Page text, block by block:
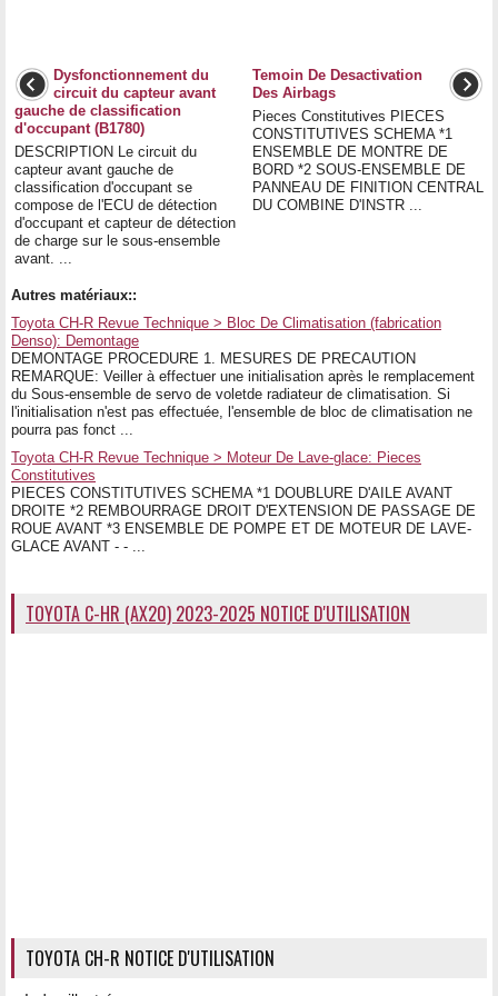
Dysfonctionnement du
circuit du capteur avant
gauche de classification
d'occupant (B1780)
DESCRIPTION Le circuit du
capteur avant gauche de
classification d'occupant se
compose de l'ECU de détection
d'occupant et capteur de détection
de charge sur le sous-ensemble
avant. ...
Temoin De Desactivation
Des Airbags
Pieces Constitutives PIECES
CONSTITUTIVES SCHEMA *1
ENSEMBLE DE MONTRE DE
BORD *2 SOUS-ENSEMBLE DE
PANNEAU DE FINITION CENTRAL
DU COMBINE D'INSTR ...
Autres matériaux::
Toyota CH-R Revue Technique > Bloc De Climatisation (fabrication
Denso): Demontage
DEMONTAGE PROCEDURE 1. MESURES DE PRECAUTION
REMARQUE: Veiller à effectuer une initialisation après le remplacement
du Sous-ensemble de servo de voletde radiateur de climatisation. Si
l'initialisation n'est pas effectuée, l'ensemble de bloc de climatisation ne
pourra pas fonct ...
Toyota CH-R Revue Technique > Moteur De Lave-glace: Pieces
Constitutives
PIECES CONSTITUTIVES SCHEMA *1 DOUBLURE D'AILE AVANT
DROITE *2 REMBOURRAGE DROIT D'EXTENSION DE PASSAGE DE
ROUE AVANT *3 ENSEMBLE DE POMPE ET DE MOTEUR DE LAVE-
GLACE AVANT - - ...
TOYOTA C-HR (AX20) 2023-2025 NOTICE D'UTILISATION
TOYOTA CH-R NOTICE D'UTILISATION